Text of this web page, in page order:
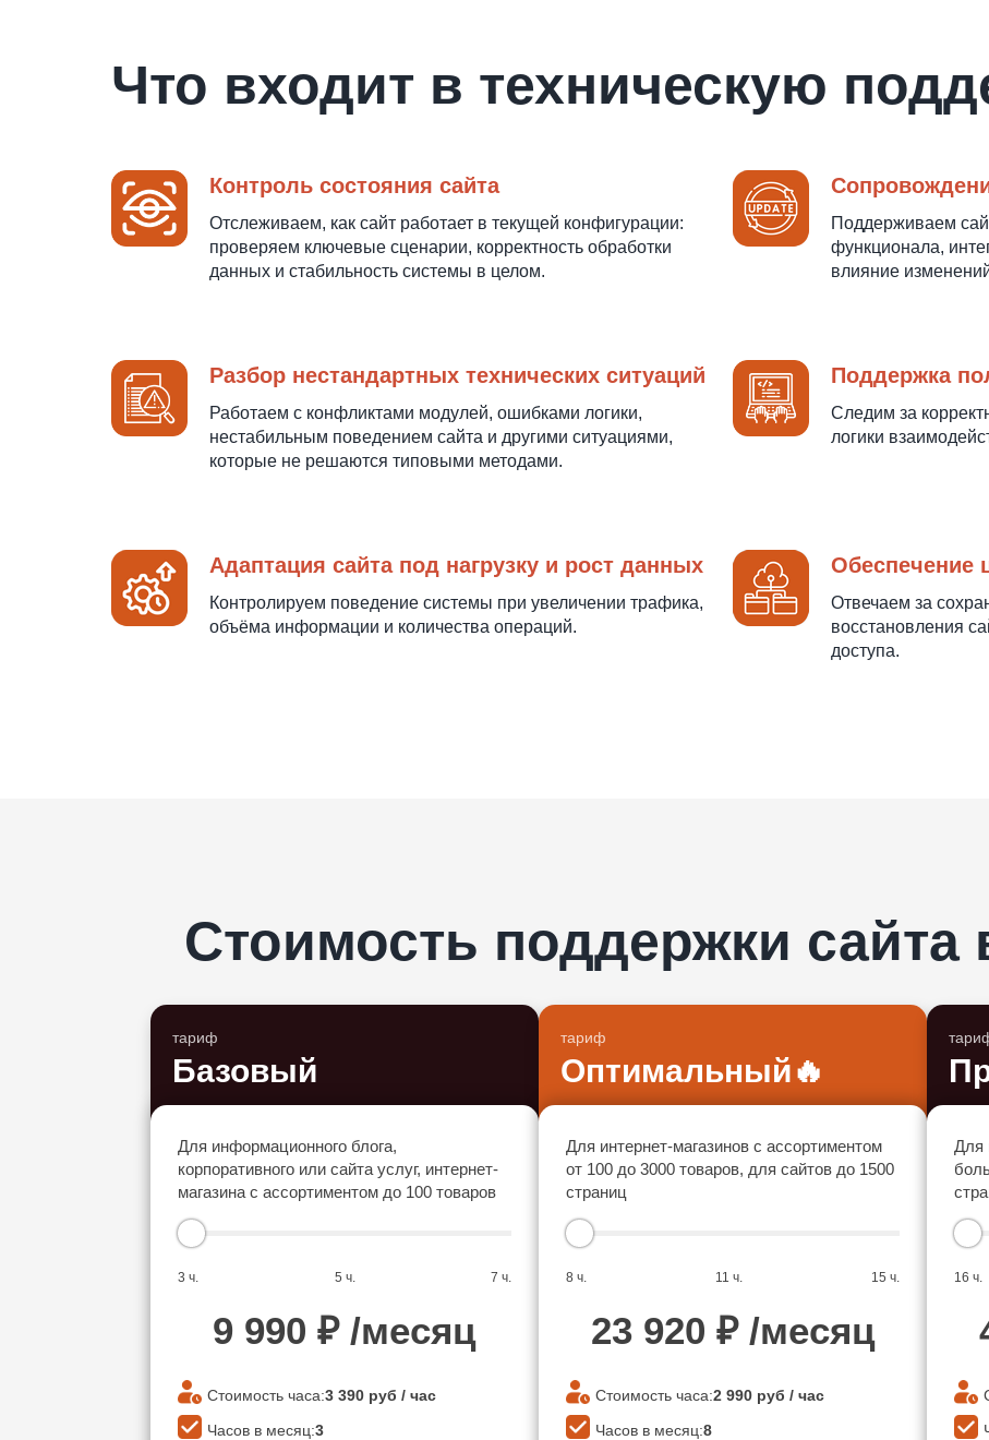
Что входит в техническую
Контроль состояния сайта
Отслеживаем, как сайт работает в текущей конфигурации:
проверяем ключевые сценарии, корректность обработки
данных и стабильность системы в целом.
Поддерживаем
функционала,
влияние
Разбор нестандартных технических ситуаций
Работаем с конфликтами модулей, ошибками логики,
нестабильным поведением сайта и другими ситуациями,
которые не решаются типовыми методами.
Поддержка
Следим за
логики
Адаптация сайта под нагрузку и рост данных
Контролируем поведение системы при увеличении трафика,
объёма информации и количества операций.
Обеспечение
Отвечаем за
восстановления
доступа.
Стоимость поддержки сайта
тариф
Базовый
Для информационного блога,
корпоративного или сайта услуг, интернет-
магазина с ассортиментом до 100 товаров
3 ч. 5 ч. 7 ч.
9 990 ₽ /месяц
Стоимость часа:3 390 руб / час
Часов в месяц:3
тариф
Оптимальный🔥
Для интернет-магазинов с ассортиментом
от 100 до 3000 товаров, для сайтов до 1500
страниц
8 ч. 11 ч. 15 ч.
23 920 ₽ /месяц
Стоимость часа:2 990 руб / час
Часов в месяц:8
Для
16 ч.